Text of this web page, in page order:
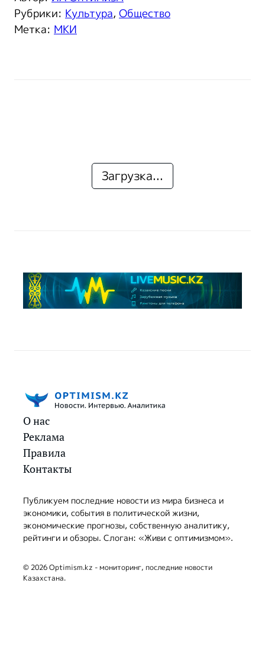
Рубрики: Культура, Общество
Метка: МКИ
Загрузка...
О нас
Реклама
Правила
Контакты
Публикуем последние новости из мира бизнеса и
экономики, события в политической жизни,
экономические прогнозы, собственную аналитику,
рейтинги и обзоры. Слоган: «Живи с оптимизмом».
© 2026 Optimism.kz - мониторинг, последние новости
Казахстана.